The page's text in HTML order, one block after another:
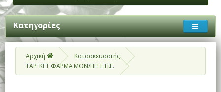
Κατηγορίες
Αρχική
Κατασκευαστής
ΤΑΡΓΚΕΤ ΦΑΡΜΑ ΜΟΝ/ΠΗ Ε.Π.Ε.